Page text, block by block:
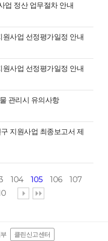
업 정산 업무절차 안내
사업 선정평가일정 안내
사업 선정평가일정 안내
관리시 유의사항
지원사업 최종보고서 제
104 105 106
107
클린신고센터